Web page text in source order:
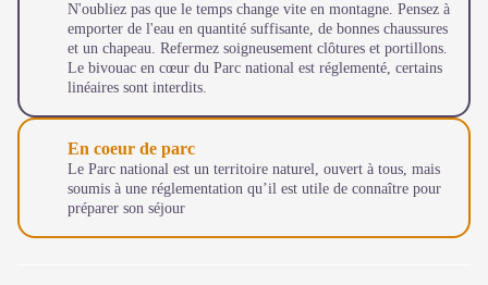
N'oubliez pas que le temps change vite en montagne. Pensez à
emporter de l'eau en quantité suffisante, de bonnes chaussures
et un chapeau. Refermez soigneusement clôtures et portillons.
Le bivouac en cœur du Parc national est réglementé, certains
linéaires sont interdits.
En coeur de parc
Le Parc national est un territoire naturel, ouvert à tous, mais
soumis à une réglementation qu’il est utile de connaître pour
préparer son séjour